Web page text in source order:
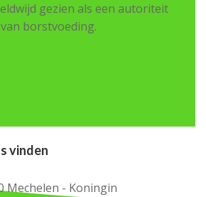
gezien als een autoriteit
borstvoeding.
vinden
Mechelen - Koningin